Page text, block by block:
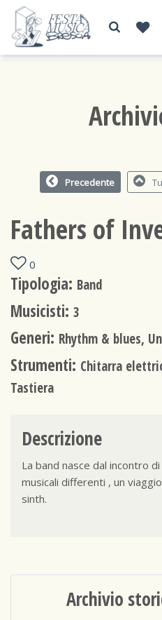
Precedente
Fathers of
0
Tipologia: Band
Musicisti: 3
Generi: Rhythm & blues,
Strumenti: Chitarra
Tastiera
Descrizione
La band nasce dal incontro
musicali differenti , un
sinth.
Archivio